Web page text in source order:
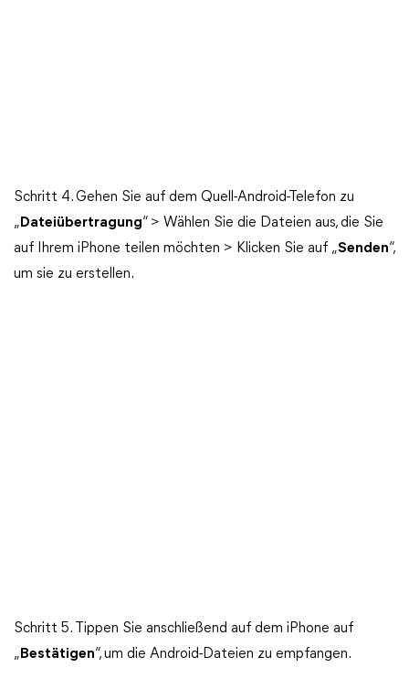
Schritt 4. Gehen Sie auf dem Quell-Android-Telefon zu
„ Dateiübertragung“ > Wählen Sie die Dateien aus, die Sie
auf Ihrem iPhone teilen möchten > Klicken Sie auf „Senden“,
um sie zu erstellen.
Schritt 5. Tippen Sie anschließend auf dem iPhone auf
„ Bestätigen“, um die Android-Dateien zu empfangen.